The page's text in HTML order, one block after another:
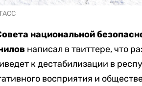
национальной
написал в твиттере, что
к дестабилизации в
восприятия и